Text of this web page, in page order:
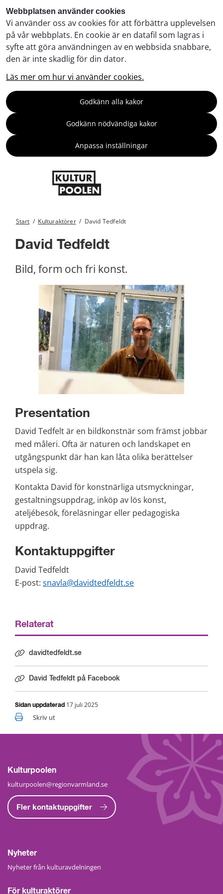
Webbplatsen använder cookies
Vi använder oss av cookies för att förbättra upplevelsen
på vår webbplats. En cookie är en datafil som lagras i
syfte att göra användningen av en webbsida snabbare,
den är inte skadlig för din dator.
Läs mer om hur vi använder cookies.
Godkänn alla kakor
Godkänn nödvändiga kakor
Anpassa inställningar
Start / Kulturaktörer / David Tedfeldt
David Tedfeldt
Bild, form och fri konst.
Presentation
David Tedfelt är en bildkonstnär som främst jobbar
med måleri. Ofta är naturen och landskapet en
utgångspunkt där han kan låta olika berättelser
utspela sig.
Kontakta David för konstnärliga utsmyckningar,
gestaltningsuppdrag, inköp av lös konst,
ateljébesök, föreläsningar eller pedagogiska
uppdrag.
Kontaktuppgifter
David Tedfeldt
E-post: snavla@davidtedfeldt.se
Relaterat
davidtedfeldt.se
Länk till annan webbplats.
David Tedfeldt på Facebook
Länk till annan webbplats.
Sidan uppdaterad 17 juli 2025
Skriv ut
Kulturpoolen
kulturpoolen@regionvarmland.se
Fler kontaktuppgifter
Nyheter
Nyheter från kulturavdelningen
För kulturaktörer